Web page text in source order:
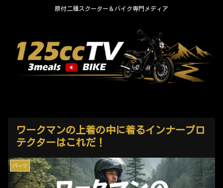
原付二種スクーター＆バイク専門メディア
ワークマンの上着の中に着るインナープロ
テクターはこれだ！
パーツ